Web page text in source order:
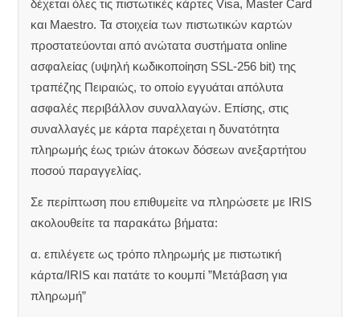
δέχεται όλες τις πιστωτικές κάρτες Visa, Master Card
και Maestro. Τα στοιχεία των πιστωτικών καρτών
προστατεύονται από ανώτατα συστήματα online
ασφαλείας (υψηλή κωδικοποίηση SSL-256 bit) της
τραπέζης Πειραιώς, το οποίο εγγυάται απόλυτα
ασφαλές περιβάλλον συναλλαγών. Επίσης, στις
συναλλαγές με κάρτα παρέχεται η δυνατότητα
πληρωμής έως τριών άτοκων δόσεων ανεξαρτήτου
ποσού παραγγελίας.
Σε περίπτωση που επιθυμείτε να πληρώσετε με IRIS
ακολουθείτε τα παρακάτω βήματα:
α. επιλέγετε ως τρόπο πληρωμής με πιστωτική
κάρτα/IRIS και πατάτε το κουμπί ”Μετάβαση για
πληρωμή”